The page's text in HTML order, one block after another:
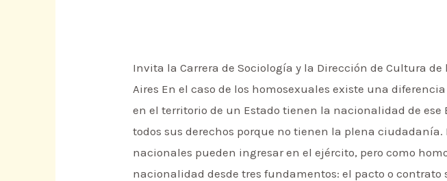
Invita la Carrera de Sociología y la Dirección de Cultura
Aires En el caso de los homosexuales existe una
en el territorio de un Estado tienen la nacionalidad de
todos sus derechos porque no tienen la plena
nacionales pueden ingresar en el ejército, pero como
nacionalidad desde tres fundamentos: el pacto o